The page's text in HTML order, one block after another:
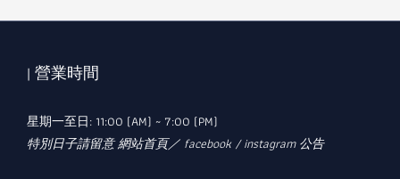
| 營業時間
星期一至日: 11:00 (AM) ~ 7:00 (PM)
特別日子請留意 網站首頁／ facebook / instagram 公告